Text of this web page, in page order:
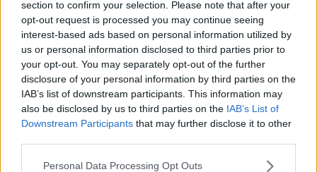
section to confirm your selection. Please note that after your
opt-out request is processed you may continue seeing
interest-based ads based on personal information utilized by
us or personal information disclosed to third parties prior to
your opt-out. You may separately opt-out of the further
disclosure of your personal information by third parties on the
IAB’s list of downstream participants. This information may
also be disclosed by us to third parties on the IAB’s List of
Downstream Participants that may further disclose it to other
Personal Data Processing Opt Outs
L'indagine è partita un anno fa quando alle Poste di Figline
Valdarno arrivò un pacco, proveniente dalla Polonia, contenente
sostanze vietate per doping, anche ad azione stupefacente. La
successiva perquisizione eseguita a a casa del destinatario del
pacco, un personal trainer che esercitava la professione in alcune
palestre della provincia di Firenze, ha consentito il sequestro di
ulteriori numerose compresse e fiale di sostanze dopanti,
provenienti dall'India e prive di autorizzazione per il commercio in